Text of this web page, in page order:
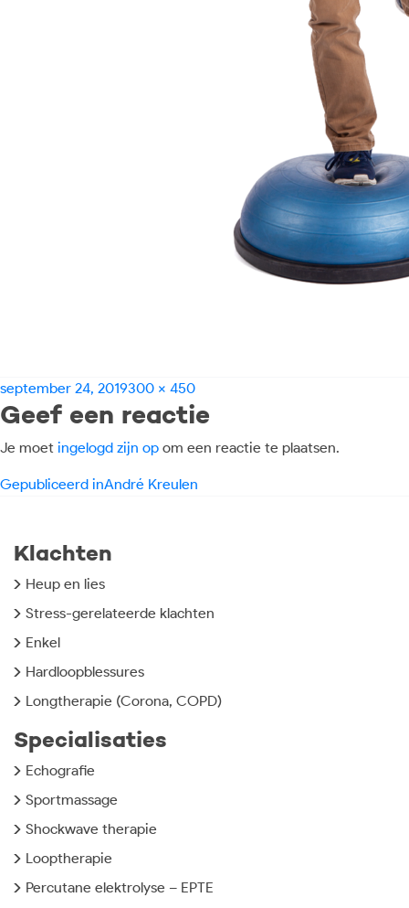
Geplaatst
op
september 24, 2019Volledige
grootte
300 × 450
Geef een reactie
Je moet ingelogd zijn op om een reactie te plaatsen.
Bericht
Gepubliceerd inAndré Kreulen
Klachten
Heup en lies
Stress-gerelateerde klachten
Enkel
Hardloopblessures
Longtherapie (Corona, COPD)
Specialisaties
Echografie
Sportmassage
Shockwave therapie
Looptherapie
Percutane elektrolyse – EPTE